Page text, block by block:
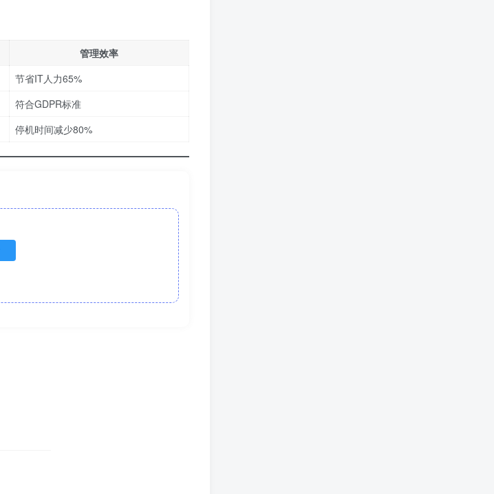
管理效率
节省IT人力65%
符合GDPR标准
停机时间减少80%